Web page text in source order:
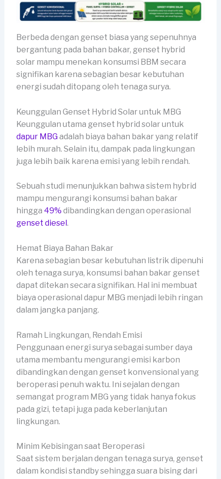
Berbeda dengan genset biasa yang sepenuhnya
bergantung pada bahan bakar, genset hybrid
solar mampu menekan konsumsi BBM secara
signifikan karena sebagian besar kebutuhan
energi sudah ditopang oleh tenaga surya.
Keunggulan Genset Hybrid Solar untuk MBG
Keunggulan utama genset hybrid solar untuk
dapur MBGadalah biaya bahan bakar yang relatif
lebih murah. Selain itu, dampak pada lingkungan
juga lebih baik karena emisi yang lebih rendah.
Sebuah studi menunjukkan bahwa sistem hybrid
mampu mengurangi konsumsi bahan bakar
hingga 49% dibandingkan dengan operasional
genset diesel .
Hemat Biaya Bahan Bakar
Karena sebagian besar kebutuhan listrik dipenuhi
oleh tenaga surya, konsumsi bahan bakar genset
dapat ditekan secara signifikan. Hal ini membuat
biaya operasional dapur MBG menjadi lebih ringan
dalam jangka panjang.
Ramah Lingkungan, Rendah Emisi
Penggunaan energi surya sebagai sumber daya
utama membantu mengurangi emisi karbon
dibandingkan dengan genset konvensional yang
beroperasi penuh waktu. Ini sejalan dengan
semangat program MBG yang tidak hanya fokus
pada gizi, tetapi juga pada keberlanjutan
lingkungan.
Minim Kebisingan saat Beroperasi
Saat sistem berjalan dengan tenaga surya, genset
dalam kondisi standby sehingga suara bising dari